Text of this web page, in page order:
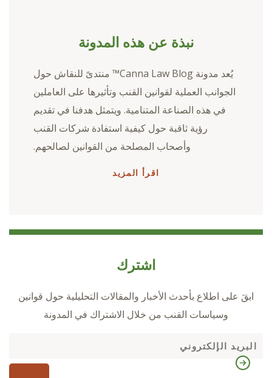
نبذة عن هذه المدونة
يُعد مدونة Canna Law Blog™ منتدىً للنقاش حول
الجوانب العملية لقوانين القنب وتأثيرها على العاملين
في هذه الصناعة المتنامية. ويتمثل هدفنا في تقديم
رؤية ثاقبة حول كيفية استفادة شركات القنب
وأصحاب المصلحة من القوانين لصالحهم.
اقرأ المزيد
اشترك
ابقَ على اطلاع بأحدث الأخبار والمقالات التحليلية حول قوانين
وسياسات القنب من خلال الاشتراك في المدونة